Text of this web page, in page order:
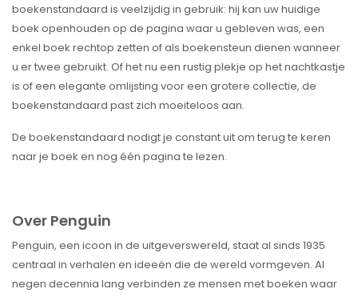
boekenstandaard is veelzijdig in gebruik: hij kan uw huidige
boek openhouden op de pagina waar u gebleven was, een
enkel boek rechtop zetten of als boekensteun dienen wanneer
u er twee gebruikt. Of het nu een rustig plekje op het nachtkastje
is of een elegante omlijsting voor een grotere collectie, de
boekenstandaard past zich moeiteloos aan.
De boekenstandaard nodigt je constant uit om terug te keren
naar je boek en nog één pagina te lezen.
Over Penguin
Penguin, een icoon in de uitgeverswereld, staat al sinds 1935
centraal in verhalen en ideeën die de wereld vormgeven. Al
negen decennia lang verbinden ze mensen met boeken waar